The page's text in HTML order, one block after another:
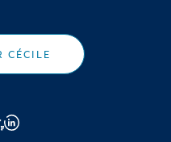
CÉCILE